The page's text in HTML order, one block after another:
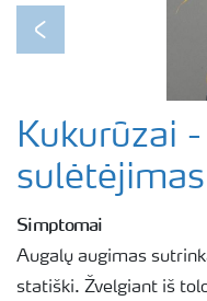
Previous
Kukurūzai
sulėtėjimas
Simptomai
Augalų augimas
statiški. Žvelgiant iš